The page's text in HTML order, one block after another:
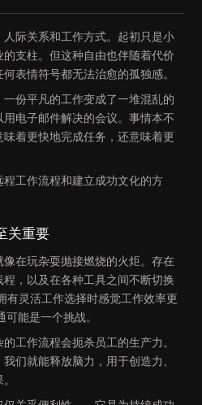
际关系和工作方式。起初只是小
支柱。但这种自由也伴随着代价
表情符号都无法治愈的孤独感。
份平凡的工作变成了一堆混乱的
电子邮件解决的会议。事情本不
着更快地完成任务，还意味着更
工作流程和建立成功文化的方
关重要
在玩杂耍抛接燃烧的火炬。存在
，以及在各种工具之间不断切换
灵活工作选择时感觉工作效率更
能是一个挑战。
的工作流程会扼杀员工的生产力。
们就能释放脑力，用于创造力、